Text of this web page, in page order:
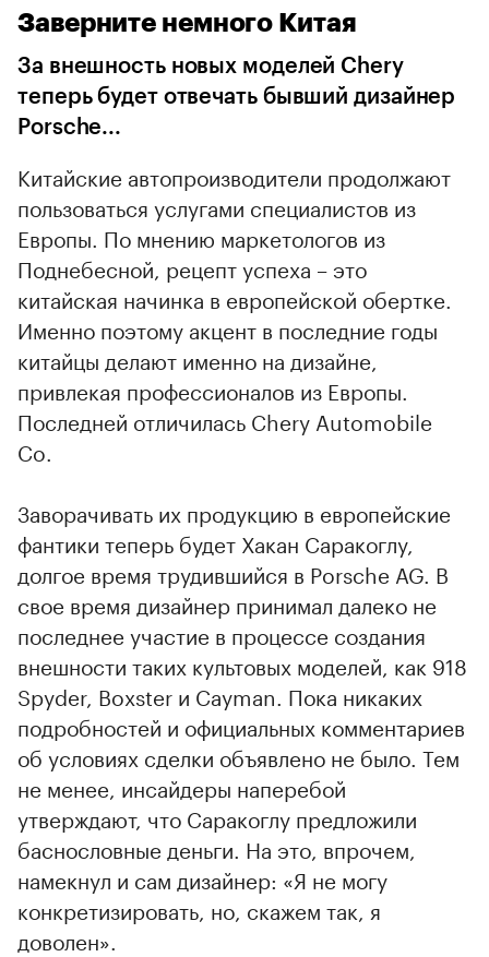
Volga Jaecoo Omoda
Заверните немного Китая
За внешность новых моделей Chery
теперь будет отвечать бывший дизайнер
Porsche...
Китайские автопроизводители продолжают
пользоваться услугами специалистов из
Европы. По мнению маркетологов из
Поднебесной, рецепт успеха – это
китайская начинка в европейской обертке.
Именно поэтому акцент в последние годы
китайцы делают именно на дизайне,
привлекая профессионалов из Европы.
Последней отличилась Chery Automobile
Co.
Заворачивать их продукцию в европейские
фантики теперь будет Хакан Саракоглу,
долгое время трудившийся в Porsche AG. В
свое время дизайнер принимал далеко не
последнее участие в процессе создания
внешности таких культовых моделей, как 918
Spyder, Boxster и Cayman. Пока никаких
подробностей и официальных комментариев
об условиях сделки объявлено не было. Тем
не менее, инсайдеры наперебой
утверждают, что Саракоглу предложили
баснословные деньги. На это, впрочем,
намекнул и сам дизайнер: «Я не могу
конкретизировать, но, скажем так, я
доволен».